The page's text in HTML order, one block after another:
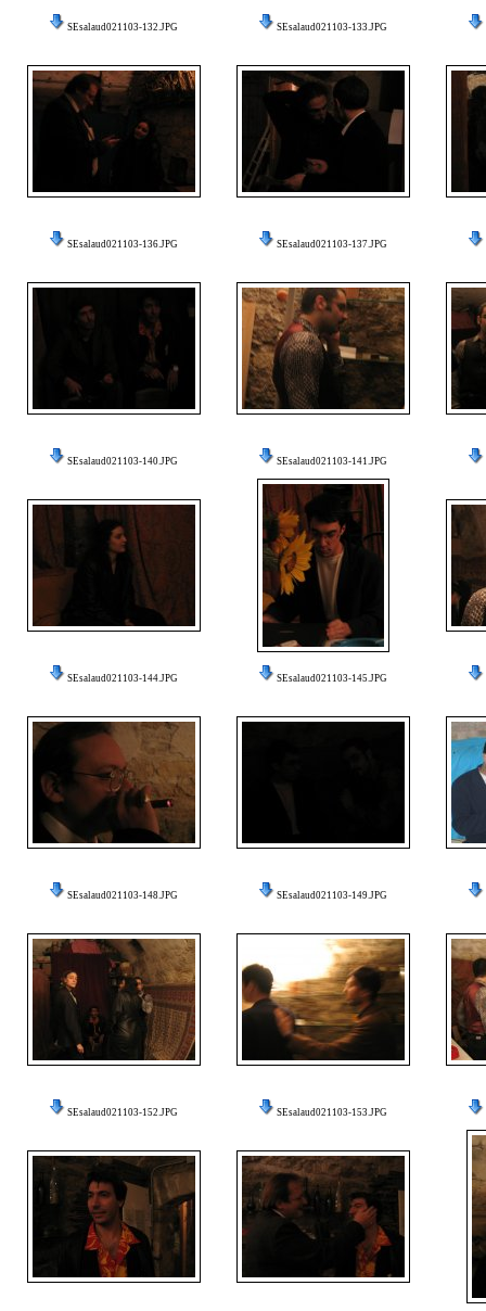
SEsalaud021103-132.JPG SEsalaud021103-133.JPG
SEsalaud021103-136.JPG SEsalaud021103-137.JPG
SEsalaud021103-140.JPG SEsalaud021103-141.JPG
SEsalaud021103-144.JPG SEsalaud021103-145.JPG
SEsalaud021103-148.JPG SEsalaud021103-149.JPG
SEsalaud021103-152.JPG SEsalaud021103-153.JPG